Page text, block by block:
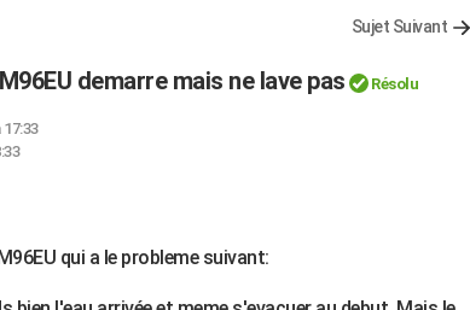
Sujet Suivant
demarre mais ne lave pas Résolu
qui a le probleme suivant: